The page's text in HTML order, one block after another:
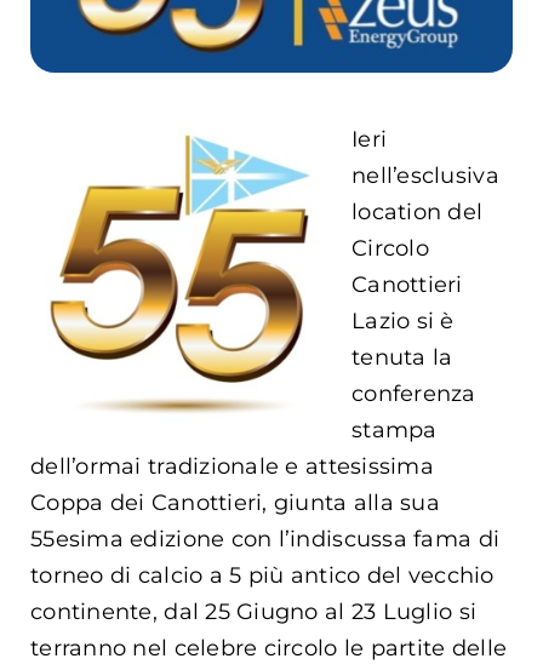
Ieri
nell’esclusiva
location del
Circolo
Canottieri
Lazio si è
tenuta la
conferenza
stampa
dell’ormai tradizionale e attesissima
Coppa dei Canottieri, giunta alla sua
55esima edizione con l’indiscussa fama di
torneo di calcio a 5 più antico del vecchio
continente, dal 25 Giugno al 23 Luglio si
terranno nel celebre circolo le partite delle